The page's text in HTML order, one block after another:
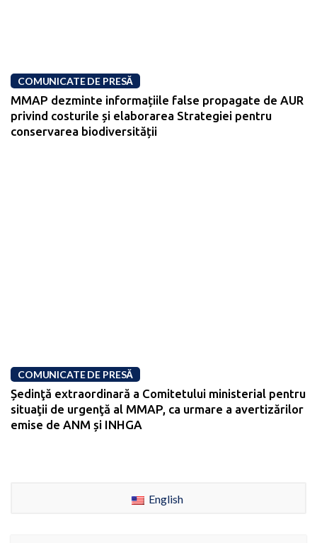
COMUNICATE DE PRESĂ
MMAP dezminte informațiile false propagate de AUR
privind costurile și elaborarea Strategiei pentru
conservarea biodiversității
COMUNICATE DE PRESĂ
Ședinţă extraordinară a Comitetului ministerial pentru
situaţii de urgenţă al MMAP, ca urmare a avertizărilor
emise de ANM și INHGA
English